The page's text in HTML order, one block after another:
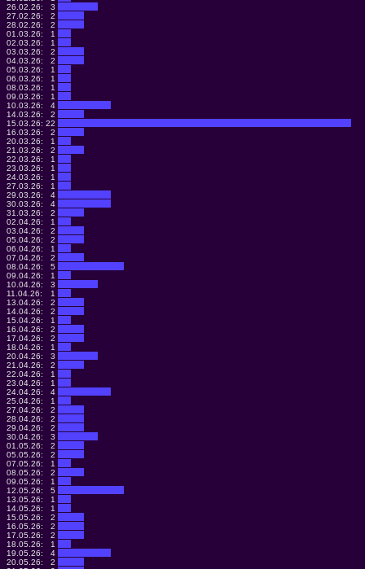
26.02.26:
3
27.02.26:
2
28.02.26:
2
01.03.26:
1
02.03.26:
1
03.03.26:
2
04.03.26:
2
05.03.26:
1
06.03.26:
1
08.03.26:
1
09.03.26:
1
10.03.26:
4
14.03.26:
2
15.03.26: 22
16.03.26:
2
20.03.26:
1
21.03.26:
2
22.03.26:
1
23.03.26:
1
24.03.26:
1
27.03.26:
1
29.03.26:
4
30.03.26:
4
31.03.26:
2
02.04.26:
1
03.04.26:
2
05.04.26:
2
06.04.26:
1
07.04.26:
2
08.04.26:
5
09.04.26:
1
10.04.26:
3
11.04.26:
1
13.04.26:
2
14.04.26:
2
15.04.26:
1
16.04.26:
2
17.04.26:
2
18.04.26:
1
20.04.26:
3
21.04.26:
2
22.04.26:
1
23.04.26:
1
24.04.26:
4
25.04.26:
1
27.04.26:
2
28.04.26:
2
29.04.26:
2
30.04.26:
3
01.05.26:
2
05.05.26:
2
07.05.26:
1
08.05.26:
2
09.05.26:
1
12.05.26:
5
13.05.26:
1
14.05.26:
1
15.05.26:
2
16.05.26:
2
17.05.26:
2
18.05.26:
1
19.05.26:
4
20.05.26:
2